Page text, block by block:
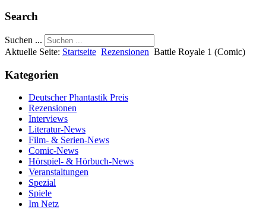
Search
Suchen ...
Aktuelle Seite: Startseite Rezensionen Battle Royale 1 (Comic)
Kategorien
Deutscher Phantastik Preis
Rezensionen
Interviews
Literatur-News
Film- & Serien-News
Comic-News
Hörspiel- & Hörbuch-News
Veranstaltungen
Spezial
Spiele
Im Netz